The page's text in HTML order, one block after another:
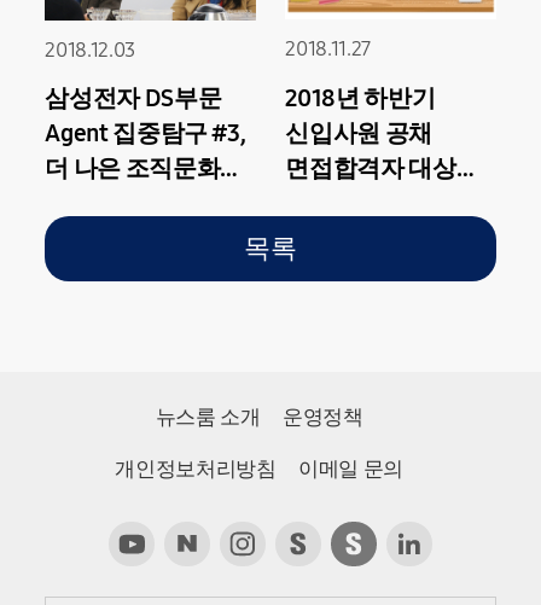
2018.12.03
삼성전자 DS부문
Agent 집중탐구 #3,
더 나은 조직문화를
2018.11.27
2018년 하반기
신입사원 공채
면접합격자 대상
목록
뉴스룸 소개 운영정책
개인정보처리방침 이메일 문의